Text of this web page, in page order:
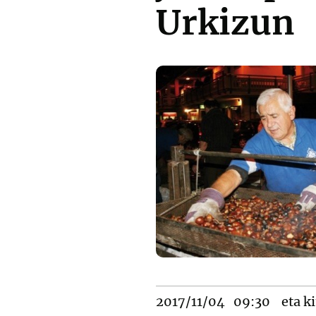
Urkizun
2017/11/04 09:30 eta